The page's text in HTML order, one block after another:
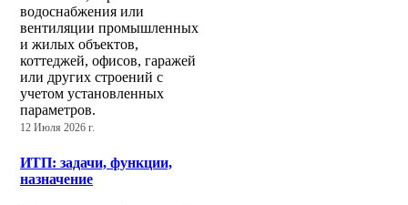
водоснабжения или
вентиляции промышленных
и жилых объектов,
коттеджей, офисов, гаражей
или других строений с
учетом установленных
параметров.
12 Июля 2026 г.
ИТП: задачи, функции,
назначение